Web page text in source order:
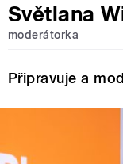
Světlana
moderátorka
Připravuje a